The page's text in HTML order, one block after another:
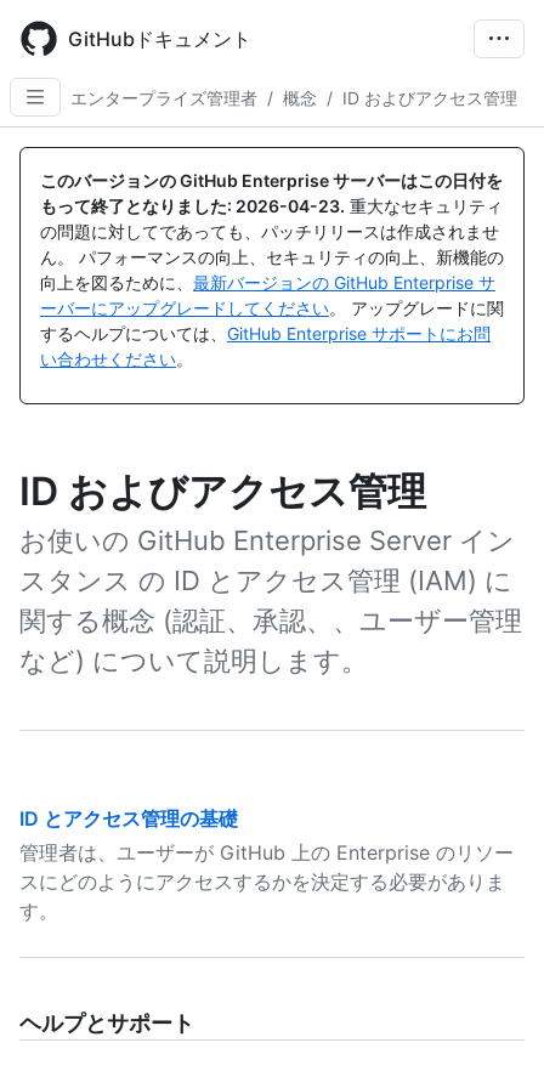
main
content
GitHubドキュメント
エンタープライズ管理者 / 概念 / ID およびアクセス管理
このバージョンの GitHub Enterprise サーバーはこの日付を
もって終了となりました: 2026-04-23. 重大なセキュリティ
の問題に対してであっても、パッチリリースは作成されませ
ん。 パフォーマンスの向上、セキュリティの向上、新機能の
向上を図るために、 最新バージョンの GitHub Enterprise サ
ーバーにアップグレードしてください。 アップグレードに関
するヘルプについては、 GitHub Enterprise サポートにお問
い合わせください。
ID およびアクセス管理
お使いの GitHub Enterprise Server イン
スタンス の ID とアクセス管理 (IAM) に
関する概念 (認証、承認、、ユーザー管理
など) について説明します。
ID とアクセス管理の基礎
管理者は、ユーザーが GitHub 上の Enterprise のリソー
スにどのようにアクセスするかを決定する必要がありま
す。
ヘルプとサポート